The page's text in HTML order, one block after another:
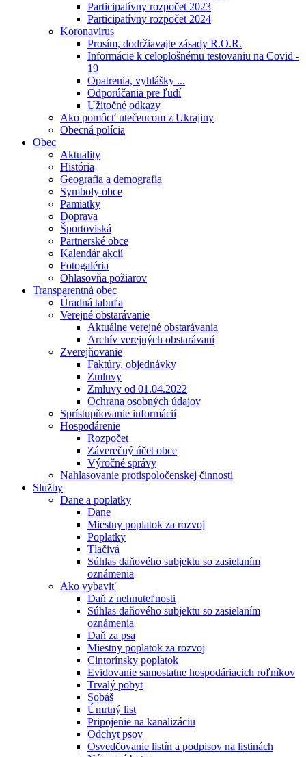
Participatívny rozpočet 2023
Participatívny rozpočet 2024
Koronavírus
Prosím, dodržiavajte zásady R.O.R.
Informácie k celoplošnému testovaniu na Covid -
19
Opatrenia, vyhlášky ...
Odporúčania pre ľudí
Užitočné odkazy
Ako pomôcť utečencom z Ukrajiny
Obecná polícia
Obec
Aktuality
História
Geografia a demografia
Symboly obce
Pamiatky
Doprava
Športoviská
Partnerské obce
Kalendár akcií
Fotogaléria
Ohlasovňa požiarov
Transparentná obec
Úradná tabuľa
Verejné obstarávanie
Aktuálne verejné obstarávania
Archív verejných obstarávaní
Zverejňovanie
Faktúry, objednávky
Zmluvy
Zmluvy od 01.04.2022
Ochrana osobných údajov
Sprístupňovanie informácií
Hospodárenie
Rozpočet
Záverečný účet obce
Výročné správy
Nahlasovanie protispoločenskej činnosti
Služby
Dane a poplatky
Dane
Miestny poplatok za rozvoj
Poplatky
Tlačivá
Súhlas daňového subjektu so zasielaním
oznámenia
Ako vybaviť
Daň z nehnuteľnosti
Súhlas daňového subjektu so zasielaním
oznámenia
Daň za psa
Miestny poplatok za rozvoj
Cintorínsky poplatok
Evidovanie samostatne hospodáriacich roľníkov
Trvalý pobyt
Sobáš
Úmrtný list
Pripojenie na kanalizáciu
Odchyt psov
Osvedčovanie listín a podpisov na listinách